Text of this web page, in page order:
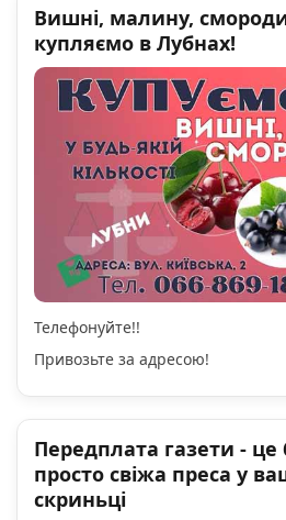
Вишні, малину,
купляємо в Лубнах!
Телефонуйте!!
Привозьте за адресою!
Передплата газети - це
просто свіжа преса у
скриньці